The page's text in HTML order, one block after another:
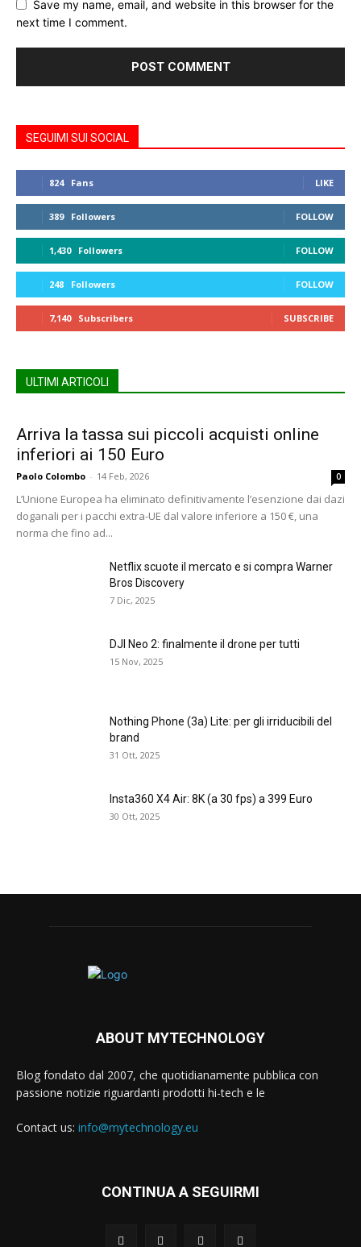
Save my name, email, and website in this browser for the
next time I comment.
SEGUIMI SUI SOCIAL
824 Fans LIKE
389 Followers FOLLOW
1,430 Followers FOLLOW
248 Followers FOLLOW
7,140 Subscribers SUBSCRIBE
ULTIMI ARTICOLI
Arriva la tassa sui piccoli acquisti online
inferiori ai 150 Euro
Paolo Colombo - 14 Feb, 2026 0
L’Unione Europea ha eliminato definitivamente l’esenzione dai dazi
doganali per i pacchi extra-UE dal valore inferiore a 150 €, una
norma che fino ad...
Netflix scuote il mercato e si compra Warner
Bros Discovery
7 Dic, 2025
DJI Neo 2: finalmente il drone per tutti
15 Nov, 2025
Nothing Phone (3a) Lite: per gli irriducibili del
brand
31 Ott, 2025
Insta360 X4 Air: 8K (a 30 fps) a 399 Euro
30 Ott, 2025
ABOUT MYTECHNOLOGY
Blog fondato dal 2007, che quotidianamente pubblica con
passione notizie riguardanti prodotti hi-tech e le
Contact us: info@mytechnology.eu
CONTINUA A SEGUIRMI